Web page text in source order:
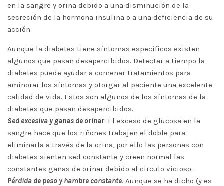
en la sangre y orina debido a una disminución de la
secreción de la hormona insulina o a una deficiencia de su
acción.
Aunque la diabetes tiene síntomas específicos existen
algunos que pasan desapercibidos. Detectar a tiempo la
diabetes puede ayudar a comenar tratamientos para
aminorar los síntomas y otorgar al paciente una excelente
calidad de vida. Estos son algunos de los síntomas de la
diabetes que pasan desapercibidos.
Sed excesiva y ganas de orinar. El exceso de glucosa en la
sangre hace que los riñones trabajen el doble para
eliminarla a través de la orina, por ello las personas con
diabetes sienten sed constante y creen normal las
constantes ganas de orinar debido al circulo vicioso.
Pérdida de peso y hambre constante. Aunque se ha dicho (y es